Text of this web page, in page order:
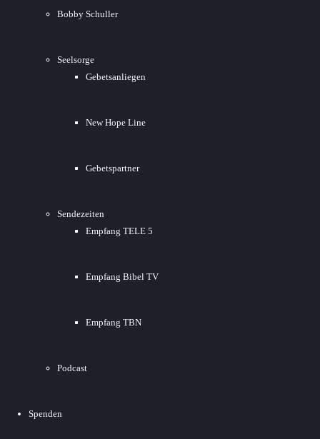
Bobby Schuller
Seelsorge
Gebetsanliegen
New Hope Line
Gebetspartner
Sendezeiten
Empfang TELE 5
Empfang Bibel TV
Empfang TBN
Podcast
Spenden